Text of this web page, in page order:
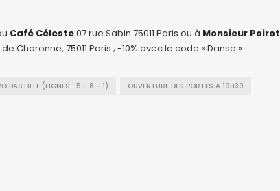
Café Céleste07 rue Sabin 75011 Paris ou à Monsieur Poirot
de Charonne, 75011 Paris ; -10% avec le code « Danse »
BASTILLE (LIGNES : 5 - 8 - 1) OUVERTURE DES PORTES A 19H30